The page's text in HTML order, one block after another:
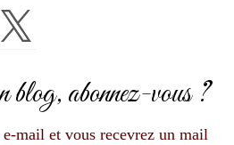
X
blog, abonnez-vous ?
e-mail et vous recevrez un mail